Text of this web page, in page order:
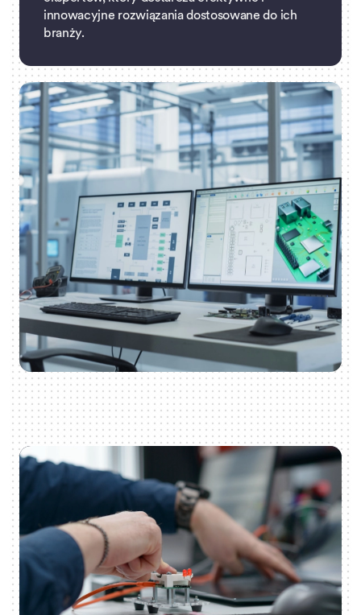
innowacyjne rozwiązania dostosowane do ich
branży.